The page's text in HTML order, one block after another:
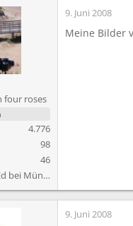
four roses
4.776
98
46
Downtown Ed bei Münchham
9. Juni 2008
Meine Bilder
9. Juni 2008